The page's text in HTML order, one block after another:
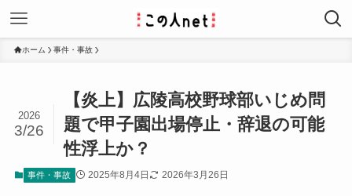
ホーム 事件・事故
【炎上】広陵高校野球部いじめ問
題で甲子園出場停止・辞退の可能
性浮上か？
2026
3/26
事件・事故 2025年8月4日 2026年3月26日